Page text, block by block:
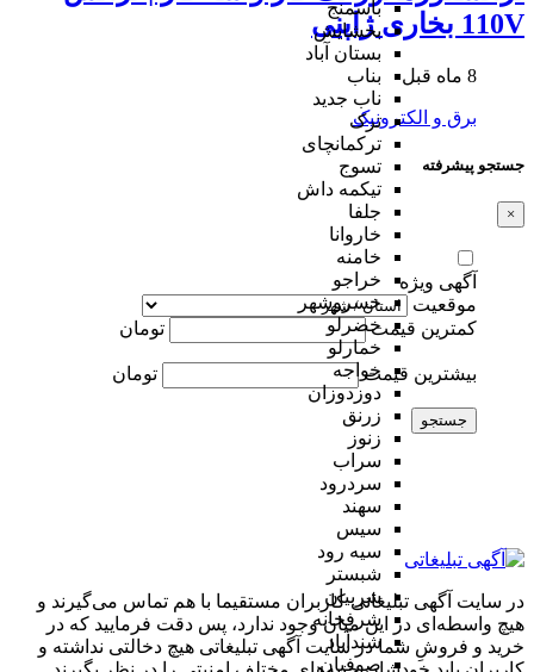
باسمنج
بخشایش
بستان آباد
بناب
ناب جدید
ترک
ترکمانچای
تسوج
تیکمه داش
جلفا
خاروانا
خامنه
خراجو
خسروشهر
خضرلو
خمارلو
خواجه
دوزدوزان
زرنق
زنوز
سراب
سردرود
سهند
سیس
سیه رود
شبستر
شربیان
شرفخانه
شندآباد
صوفیان
110V بخاری ژاپنی
8 ماه قبل
برق و الکترونیک
جستجو پیشرفته
×
آگهی ویژه
موقعیت
کمترین قیمت
تومان
بیشترین قیمت تومان
جستجو
در سایت آگهی تبلیغاتی کاربران مستقیما با هم تماس می‌گیرند و
هیچ واسطه‌ای در این میان وجود ندارد، پس دقت فرمایید که در
خرید و فروشِ شما در سایت آگهی تبلیغاتی هیچ دخالتی نداشته و